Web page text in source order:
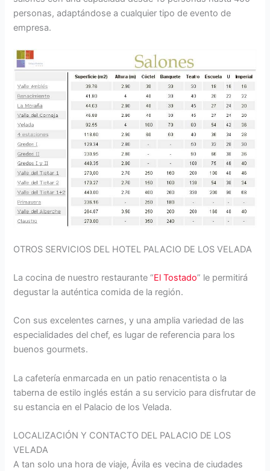
personas, adaptándose a cualquier tipo de evento de
empresa.
OTROS SERVICIOS DEL HOTEL PALACIO DE LOS VELADA
La cocina de nuestro restaurante “El Tostado” le permitirá
degustar la auténtica comida de la región.
Con sus excelentes carnes, y una amplia variedad de las
especialidades del chef, es lugar de referencia para los
buenos gourmets.
La cafetería enmarcada en un patio renacentista o la
taberna de estilo inglés están a su servicio para disfrutar de
su estancia en el Palacio de los Velada.
LOCALIZACIÓN Y CONTACTO DEL PALACIO DE LOS
VELADA
A tan solo una hora de viaje, Ávila es vecina de ciudades